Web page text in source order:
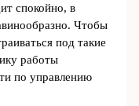
спокойно, в
Чтобы
под такие
работы
по управлению